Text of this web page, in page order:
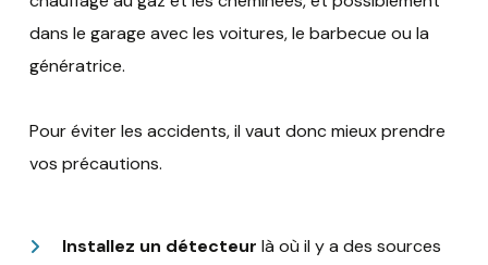
dans le garage avec les voitures, le barbecue ou la
génératrice.
Pour éviter les accidents, il vaut donc mieux prendre
vos précautions.
Installez un détecteur là où il y a des sources